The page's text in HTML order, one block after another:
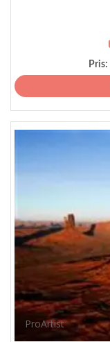
Pris:
ProArtist